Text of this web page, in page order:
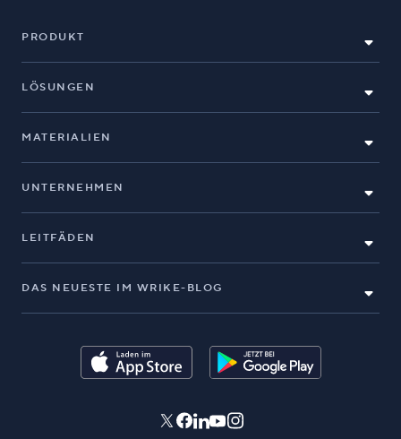
PRODUKT
LÖSUNGEN
MATERIALIEN
UNTERNEHMEN
LEITFÄDEN
DAS NEUESTE IM WRIKE-BLOG